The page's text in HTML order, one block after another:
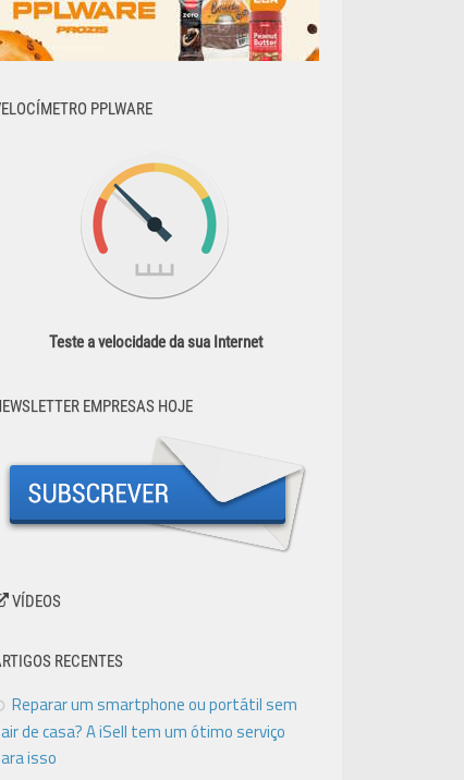
PPLWARE
Teste a velocidade da sua Internet
EMPRESAS HOJE
VÍDEOS
RECENTES
Reparar um smartphone ou portátil sem
de casa? A iSell tem um ótimo serviço
isso